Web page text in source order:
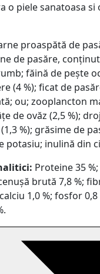
o piele sanatoasa si
proaspătă de
de pasăre,
făină de pește
(4 %); ficat de
ou; zooplancton
de ovăz (2,5 %);
%); grăsime de
potasiu; inulină din
Proteine 35
brută 7,8 %;
1,0 %; fosfor 0,8